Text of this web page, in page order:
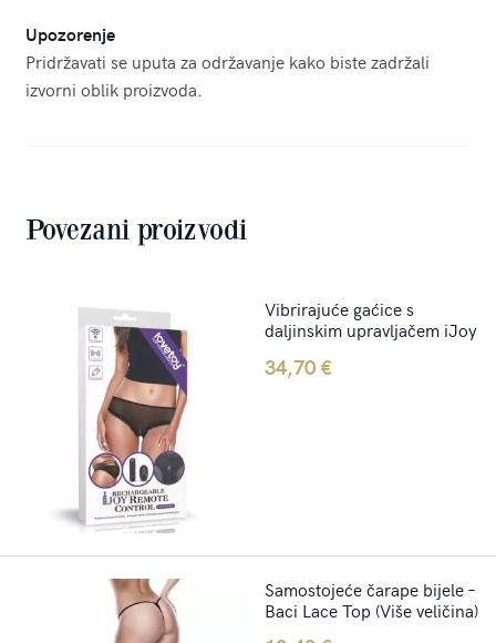
Upozorenje
Pridržavati se uputa za održavanje kako biste zadržali
izvorni oblik proizvoda.
Povezani proizvodi
Vibrirajuće gaćice s
daljinskim upravljačem iJoy
34,70€
Samostojeće čarape bijele –
Baci Lace Top (Više veličina)